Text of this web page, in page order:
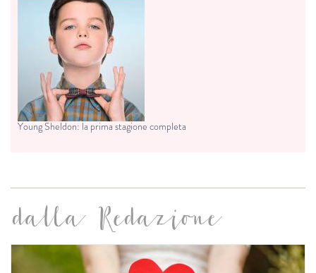
Young Sheldon: la prima stagione completa
dalla Redazione